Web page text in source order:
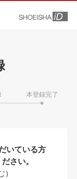
本登録完了
いている方
さい。